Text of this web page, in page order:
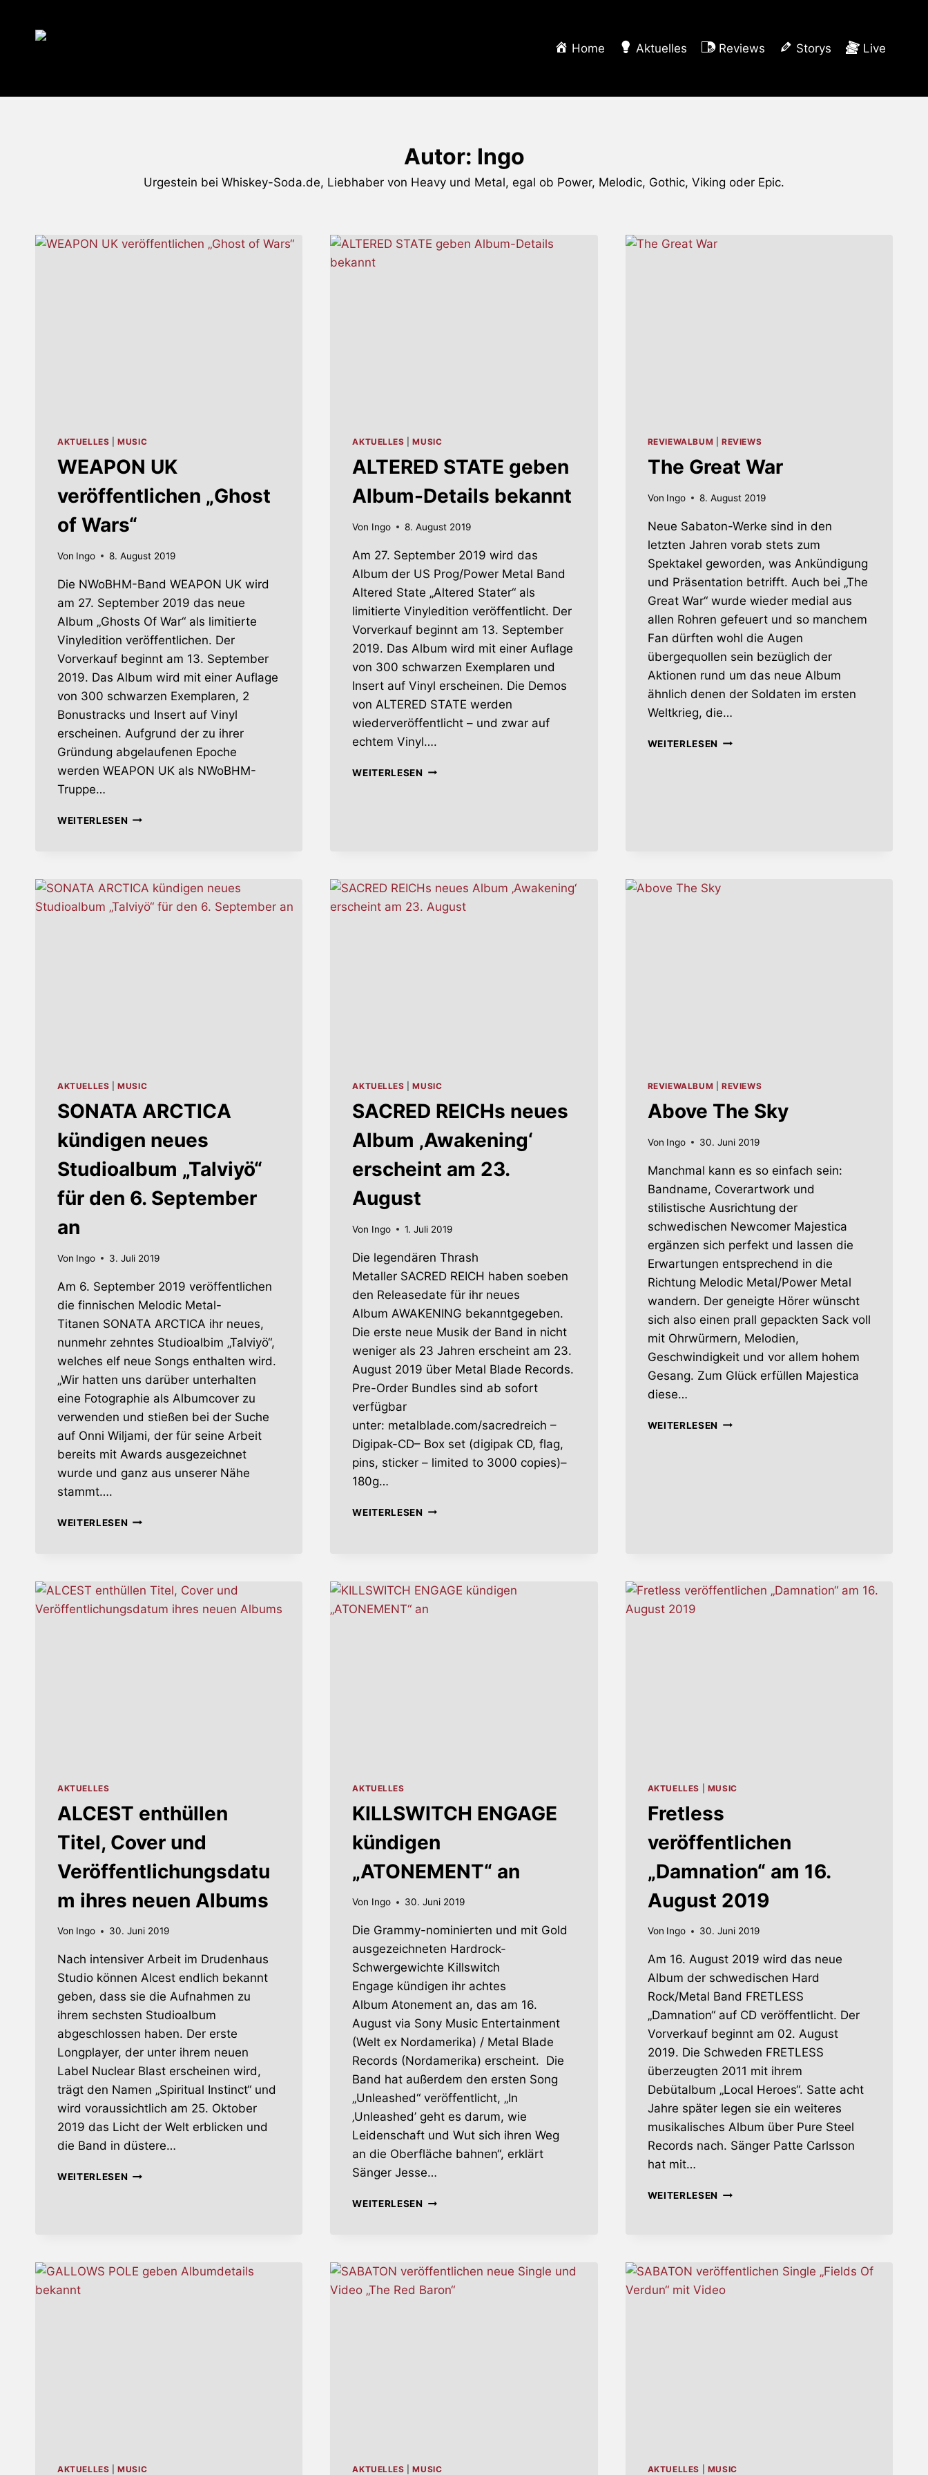
Home Aktuelles Reviews Storys Live
Autor: Ingo
Urgestein bei Whiskey-Soda.de, Liebhaber von Heavy und Metal, egal ob Power, Melodic, Gothic, Viking oder Epic.
AKTUELLES |MUSIC
WEAPON UK
veröffentlichen „Ghost
of Wars“
Von Ingo 8. August 2019
Die NWoBHM-Band WEAPON UK wird
am 27. September 2019 das neue
Album „Ghosts Of War“ als limitierte
Vinyledition veröffentlichen. Der
Vorverkauf beginnt am 13. September
2019. Das Album wird mit einer Auflage
von 300 schwarzen Exemplaren, 2
Bonustracks und Insert auf Vinyl
erscheinen. Aufgrund der zu ihrer
Gründung abgelaufenen Epoche
werden WEAPON UK als NWoBHM-
Truppe…
WEITERLESENWEAPON
WARS“
AKTUELLES |MUSIC
ALTERED STATE geben
Album-Details bekannt
Von Ingo 8. August 2019
Am 27. September 2019 wird das
Album der US Prog/Power Metal Band
Altered State „Altered Stater“ als
limitierte Vinyledition veröffentlicht. Der
Vorverkauf beginnt am 13. September
2019. Das Album wird mit einer Auflage
von 300 schwarzen Exemplaren und
Insert auf Vinyl erscheinen. Die Demos
von ALTERED STATE werden
wiederveröffentlicht – und zwar auf
echtem Vinyl….
WEITERLESENALTERED
REVIEWALBUM REVIEWS
The Great War
Von Ingo 8. August 2019
Neue Sabaton-Werke sind in den
letzten Jahren vorab stets zum
Spektakel geworden, was Ankündigung
und Präsentation betrifft. Auch bei „The
Great War“ wurde wieder medial aus
allen Rohren gefeuert und so manchem
Fan dürften wohl die Augen
übergequollen sein bezüglich der
Aktionen rund um das neue Album
ähnlich denen der Soldaten im ersten
Weltkrieg, die…
WEITERLESEN THE
AKTUELLES |MUSIC
SONATA ARCTICA
kündigen neues
Studioalbum „Talviyö“
für den 6. September
an
Von Ingo 3. Juli 2019
Am 6. September 2019 veröffentlichen
die finnischen Melodic Metal-
Titanen SONATA ARCTICA ihr neues,
nunmehr zehntes Studioalbim „Talviyö“,
welches elf neue Songs enthalten wird.
„Wir hatten uns darüber unterhalten
eine Fotographie als Albumcover zu
verwenden und stießen bei der Suche
auf Onni Wiljami, der für seine Arbeit
bereits mit Awards ausgezeichnet
wurde und ganz aus unserer Nähe
stammt….
WEITERLESENSONATA
„TALVIYÖ“
FÜR
AKTUELLES |MUSIC
SACRED REICHs neues
Album ‚Awakening‘
erscheint am 23.
August
Von Ingo 1. Juli 2019
Die legendären Thrash
Metaller SACRED REICH haben soeben
den Releasedate für ihr neues
Album AWAKENING bekanntgegeben.
Die erste neue Musik der Band in nicht
weniger als 23 Jahren erscheint am 23.
August 2019 über Metal Blade Records.
Pre-Order Bundles sind ab sofort
verfügbar
unter: metalblade.com/sacredreich –
Digipak-CD– Box set (digipak CD, flag,
pins, sticker – limited to 3000 copies)–
180g…
WEITERLESENSACRED
AM
23.
REVIEWALBUM REVIEWS
Above The Sky
Von Ingo 30. Juni 2019
Manchmal kann es so einfach sein:
Bandname, Coverartwork und
stilistische Ausrichtung der
schwedischen Newcomer Majestica
ergänzen sich perfekt und lassen die
Erwartungen entsprechend in die
Richtung Melodic Metal/Power Metal
wandern. Der geneigte Hörer wünscht
sich also einen prall gepackten Sack voll
mit Ohrwürmern, Melodien,
Geschwindigkeit und vor allem hohem
Gesang. Zum Glück erfüllen Majestica
diese…
WEITERLESEN ABOVE
AKTUELLES
ALCEST enthüllen
Titel, Cover und
Veröffentlichungsdatu
m ihres neuen Albums
Von Ingo 30. Juni 2019
Nach intensiver Arbeit im Drudenhaus
Studio können Alcest endlich bekannt
geben, dass sie die Aufnahmen zu
ihrem sechsten Studioalbum
abgeschlossen haben. Der erste
Longplayer, der unter ihrem neuen
Label Nuclear Blast erscheinen wird,
trägt den Namen „Spiritual Instinct“ und
wird voraussichtlich am 25. Oktober
2019 das Licht der Welt erblicken und
die Band in düstere…
WEITERLESENALCEST
NEUEN
AKTUELLES
KILLSWITCH ENGAGE
kündigen
„ATONEMENT“ an
Von Ingo 30. Juni 2019
Die Grammy-nominierten und mit Gold
ausgezeichneten Hardrock-
Schwergewichte Killswitch
Engage kündigen ihr achtes
Album Atonement an, das am 16.
August via Sony Music Entertainment
(Welt ex Nordamerika) / Metal Blade
Records (Nordamerika) erscheint. Die
Band hat außerdem den ersten Song
„Unleashed“ veröffentlicht, „In
‚Unleashed’ geht es darum, wie
Leidenschaft und Wut sich ihren Weg
an die Oberfläche bahnen“, erklärt
Sänger Jesse…
WEITERLESENKILLSWITCH
AKTUELLES MUSIC
Fretless
veröffentlichen
„Damnation“ am 16.
August 2019
Von Ingo 30. Juni 2019
Am 16. August 2019 wird das neue
Album der schwedischen Hard
Rock/Metal Band FRETLESS
„Damnation“ auf CD veröffentlicht. Der
Vorverkauf beginnt am 02. August
2019. Die Schweden FRETLESS
überzeugten 2011 mit ihrem
Debütalbum „Local Heroes“. Satte acht
Jahre später legen sie ein weiteres
musikalisches Album über Pure Steel
Records nach. Sänger Patte Carlsson
hat mit…
WEITERLESEN FRETLESS
AUGUST
2019
AKTUELLES |MUSIC AKTUELLES |MUSIC AKTUELLES MUSIC